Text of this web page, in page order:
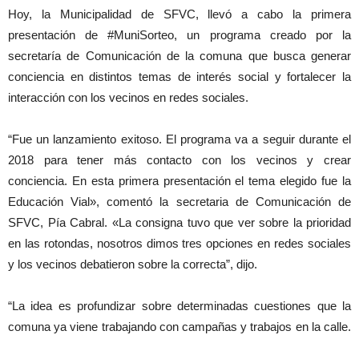
Hoy, la Municipalidad de SFVC, llevó a cabo la primera
presentación de #MuniSorteo, un programa creado por la
secretaría de Comunicación de la comuna que busca generar
conciencia en distintos temas de interés social y fortalecer la
interacción con los vecinos en redes sociales.
“Fue un lanzamiento exitoso. El programa va a seguir durante el
2018 para tener más contacto con los vecinos y crear
conciencia. En esta primera presentación el tema elegido fue la
Educación Vial», comentó la secretaria de Comunicación de
SFVC, Pía Cabral. «La consigna tuvo que ver sobre la prioridad
en las rotondas, nosotros dimos tres opciones en redes sociales
y los vecinos debatieron sobre la correcta”, dijo.
“La idea es profundizar sobre determinadas cuestiones que la
comuna ya viene trabajando con campañas y trabajos en la calle.